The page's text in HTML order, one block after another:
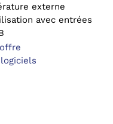
externe
avec entrées